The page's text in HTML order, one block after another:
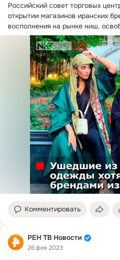
Российский совет торговых
открытии магазинов иранских
восполнения на рынке ниш,
Комментировать
РЕН ТВ Новости
26 фев 2023